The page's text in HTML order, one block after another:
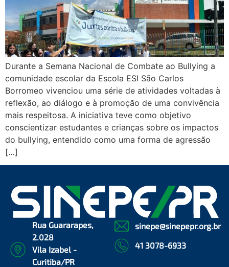
Durante a Semana Nacional de Combate ao Bullying a
comunidade escolar da Escola ESI São Carlos
Borromeo vivenciou uma série de atividades voltadas à
reflexão, ao diálogo e à promoção de uma convivência
mais respeitosa. A iniciativa teve como objetivo
conscientizar estudantes e crianças sobre os impactos
do bullying, entendido como uma forma de agressão
[…]
Rua Guararapes,
2.028
Vila Izabel -
Curitiba/PR
sinepe@sinepepr.org.br
41 3078-6933